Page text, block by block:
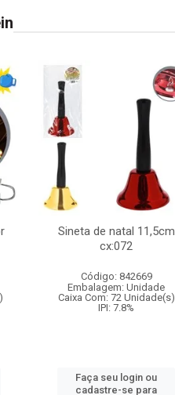
Sineta de natal 11,5cm
cx:072
Código: 842669
Embalagem: Unidade
Caixa Com: 72 Unidade(s)
IPI: 7.8%
Faça seu login ou
cadastre-se para